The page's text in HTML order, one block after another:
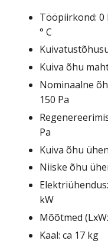
Tööpiirkond: 0
° C
Kuiva õhu
Nominaalne
150 Pa
Pa
Kuiva õhu
Niiske õhu
kW
Mõõtmed
Kaal: ca 17 kg